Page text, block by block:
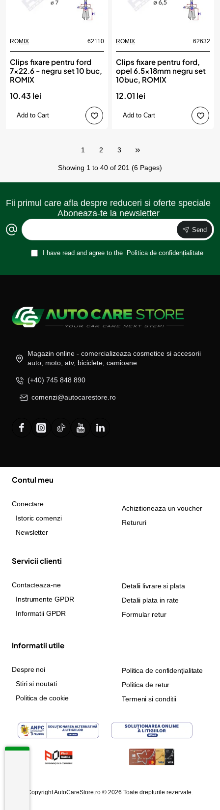
ROMIX 62110
Clips fixare pentru ford
7x22.6 - negru set 10 buc,
ROMIX
10.43 lei
Add to Cart
ROMIX 62632
Clips fixare pentru ford,
opel 6.5x18mm negru set
10buc, ROMIX
12.01 lei
Add to Cart
1 2 3
Showing 1 to 40 of 201 (6 Pages)
Fii primul care afla despre reduceri si oferte speciale
Aboneaza-te la newsletter
Send
I have read and agree to the Politica de confidențialitate
Magazin online - comercializeaza cosmetice si accesorii
auto, moto, atv, biciclete, camioane
(+40) 745 848 890
comenzi@autocarestore.ro
Contul meu
Conectare
Istoric comenzi
Newsletter
Achizitioneaza un voucher
Retururi
Servicii clienti
Contacteaza-ne
Instrumente GPDR
Informatii GPDR
Detalii livrare si plata
Detalii plata in rate
Formular retur
Informatii utile
Despre noi
Stiri si noutati
Politica de cookie
Politica de confidențialitate
Politica de retur
Termeni si conditii
Copyright AutoCareStore.ro © 2026 Toate drepturile rezervate.